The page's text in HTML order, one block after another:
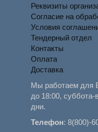
Реквизиты
Согласие на
Условия
Тендерный отдел
Контакты
Оплата
Доставка
Мы работаем для
до 18:00,
дни.
Телефон:8(800)-